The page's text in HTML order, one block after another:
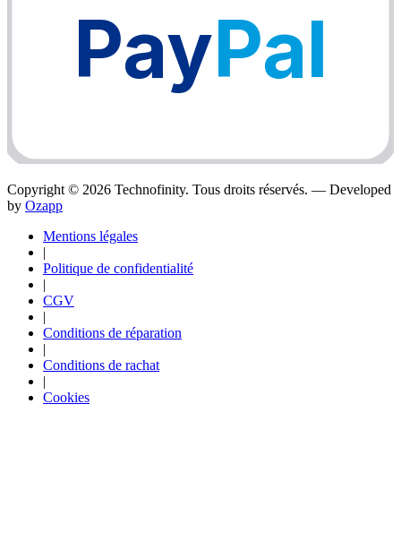
PayPal
Copyright © 2026 Technofinity. Tous droits réservés. — Developed
by Ozapp
Mentions légales
|
Politique de confidentialité
|
CGV
|
Conditions de réparation
|
Conditions de rachat
|
Cookies